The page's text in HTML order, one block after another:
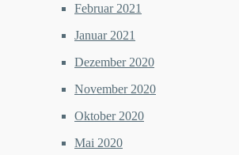
Februar 2021
Januar 2021
Dezember 2020
November 2020
Oktober 2020
Mai 2020